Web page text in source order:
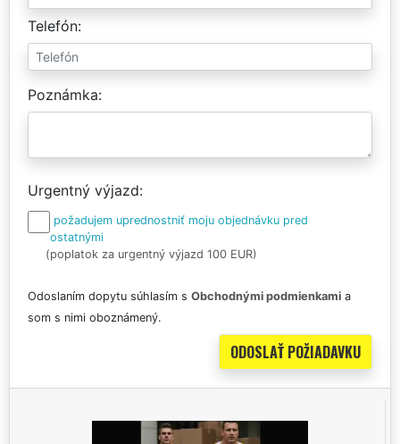
Telefón
Poznámka
Urgentný výjazd
požadujem uprednostniť moju objednávku pred
ostatnými
(poplatok za urgentný výjazd 100 EUR)
Odoslaním dopytu súhlasím s Obchodnými podmienkami a
som s nimi oboznámený.